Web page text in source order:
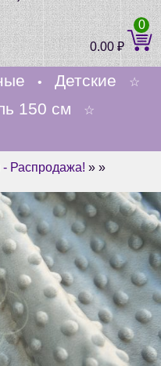
0.00₽
0
• Детские ☆
150 см ☆
Распродажа! » »